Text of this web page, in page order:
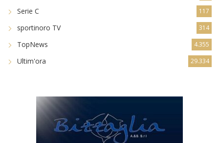
Serie C 117
sportinoro TV 314
TopNews 4.355
Ultim'ora 29.334